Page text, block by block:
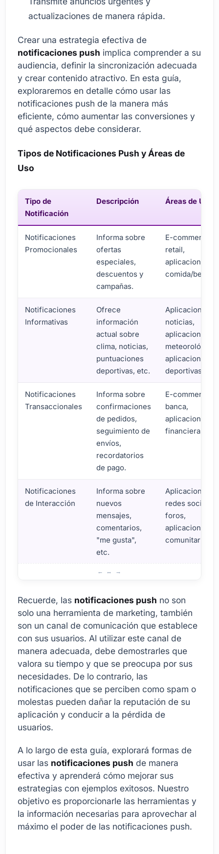
actualizaciones de manera rápida.
Crear una estrategia efectiva de
notificaciones push implica comprender a su
audiencia, definir la sincronización adecuada
y crear contenido atractivo. En esta guía,
exploraremos en detalle cómo usar las
notificaciones push de la manera más
eficiente, cómo aumentar las conversiones y
qué aspectos debe considerar.
Tipos de Notificaciones Push y Áreas de
Uso
Tipo de
Notificación
Descripción Áreas de Uso
Notificaciones
Promocionales
Informa sobre
ofertas
especiales,
descuentos y
campañas.
E-commerce,
retail,
aplicaciones
comida/bebida
Notificaciones
Informativas
Ofrece
información
actual sobre
clima, noticias,
puntuaciones
deportivas, etc.
Aplicaciones
noticias,
aplicaciones
aplicaciones
deportivas
Notificaciones
Transaccionales
Informa sobre
confirmaciones
de pedidos,
seguimiento de
envíos,
recordatorios
de pago.
E-commerce,
banca,
aplicaciones
financieras
Notificaciones
de Interacción
Informa sobre
nuevos
mensajes,
comentarios,
"me gusta",
etc.
Aplicaciones
redes sociales,
foros,
aplicaciones
comunitarias
Recuerde, las notificaciones push no son
solo una herramienta de marketing, también
son un canal de comunicación que establece
con sus usuarios. Al utilizar este canal de
manera adecuada, debe demostrarles que
valora su tiempo y que se preocupa por sus
necesidades. De lo contrario, las
notificaciones que se perciben como spam o
molestas pueden dañar la reputación de su
aplicación y conducir a la pérdida de
usuarios.
A lo largo de esta guía, explorará formas de
usar las notificaciones push de manera
efectiva y aprenderá cómo mejorar sus
estrategias con ejemplos exitosos. Nuestro
objetivo es proporcionarle las herramientas y
la información necesarias para aprovechar al
máximo el poder de las notificaciones push.